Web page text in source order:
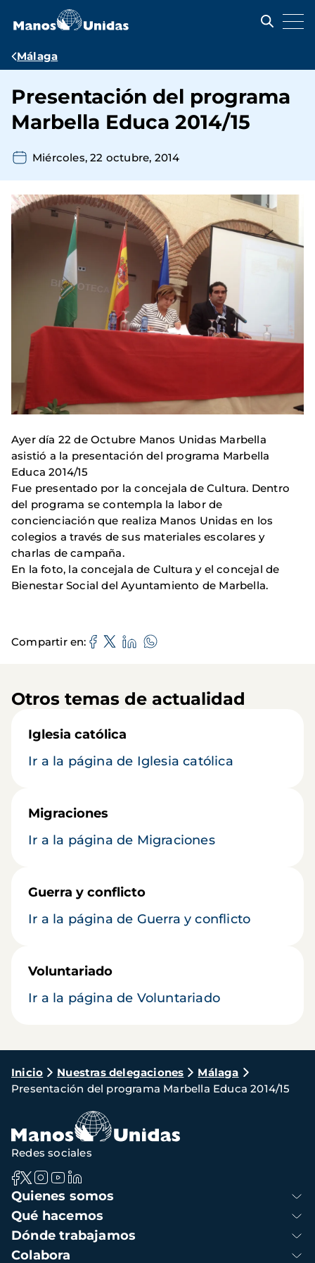
contenido
Ruta
navegación
Málaga
Presentación del programa
Marbella Educa 2014/15
Miércoles, 22 octubre, 2014
Ayer día 22 de Octubre Manos Unidas Marbella
asistió a la presentación del programa Marbella
Educa 2014/15
Fue presentado por la concejala de Cultura. Dentro
del programa se contempla la labor de
concienciación que realiza Manos Unidas en los
colegios a través de sus materiales escolares y
charlas de campaña.
En la foto, la concejala de Cultura y el concejal de
Bienestar Social del Ayuntamiento de Marbella.
Compartir en
Otros temas de actualidad
Iglesia católica
Ir a la página de Iglesia católica
Migraciones
Ir a la página de Migraciones
Guerra y conflicto
Ir a la página de Guerra y conflicto
Voluntariado
Ir a la página de Voluntariado
Ruta
de
navegación
Inicio Nuestras delegaciones
Málaga
Presentación del programa Marbella Educa 2014/15
Navegación
principal
Quienes somos
Qué hacemos
Dónde trabajamos
Colabora
Redes sociales